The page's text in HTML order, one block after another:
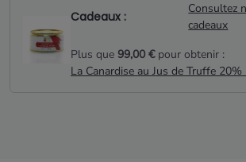
Cadeaux :
Consultez
cadeaux
Plus que 99,00 €pour obtenir :
La Canardise au Jus de Truffe